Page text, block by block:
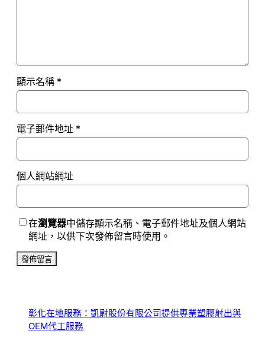
顯示名稱 *
電子郵件地址 *
個人網站網址
在瀏覽器中儲存顯示名稱、電子郵件地址及個人網站
網址，以供下次發佈留言時使用。
彰化在地服務：凱尉股份有限公司提供專業塑膠射出與
OEM代工服務